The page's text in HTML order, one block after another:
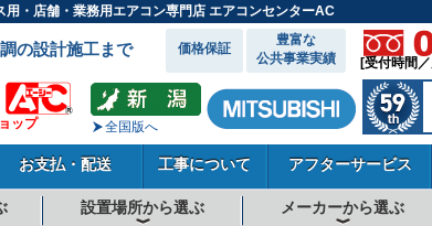
・店舗・業務用エアコン専門店 エアコンセンターAC
の設計施工まで 価格保証
豊富な
公共事業実績
ップ 全国版へ
[受付時間
お支払・配送 工事について アフターサービス
設置場所から選ぶ メーカーから選ぶ